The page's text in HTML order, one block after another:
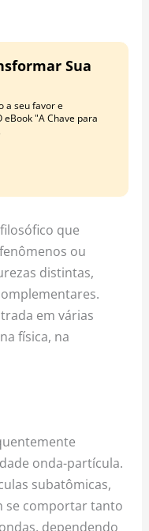
t
Sua
a seu favor e
"A Chave para
que
ou
distintas,
em várias
física, na
onda-partícula.
subatômicas,
se comportar tanto
dependendo